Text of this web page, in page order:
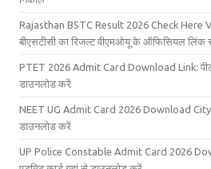
Rajasthan BSTC Result 2026 Check Here
बीएसटीसी का रिजल्ट वीएमओयू के ऑफिसियल
PTET 2026 Admit Card Download Link:
डाउनलोड करें
NEET UG Admit Card 2026 Download City
डाउनलोड करें
UP Police Constable Admit Card 2026